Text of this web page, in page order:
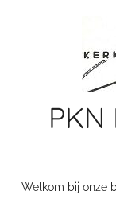
Welkom bij onze